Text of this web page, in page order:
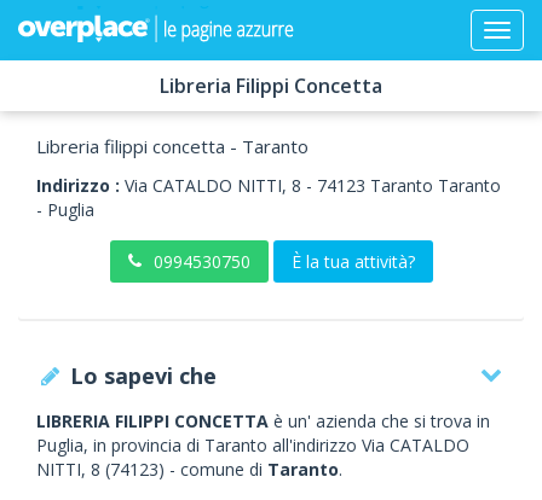
Libreria Filippi Concetta
Libreria filippi concetta - Taranto
Indirizzo : Via CATALDO NITTI, 8 - 74123 Taranto Taranto
- Puglia
0994530750 È la tua attività?
Lo sapevi che
LIBRERIA FILIPPI CONCETTA è un' azienda che si trova in
Puglia, in provincia di Taranto all'indirizzo Via CATALDO
NITTI, 8 (74123) - comune di Taranto.